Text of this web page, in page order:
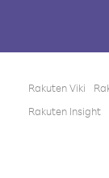
Rakuten Viki
Rakuten Insight